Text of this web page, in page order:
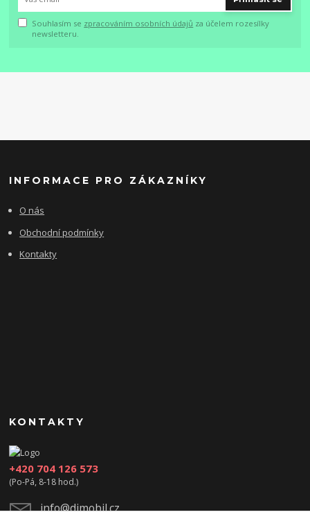
Souhlasím se zpracováním osobních údajů za účelem rozesílky
newsletteru.
INFORMACE PRO ZÁKAZNÍKY
O nás
Obchodní podmínky
Kontakty
KONTAKTY
+420 704 126 573
(Po-Pá, 8-18 hod.)
info@djmobil.cz